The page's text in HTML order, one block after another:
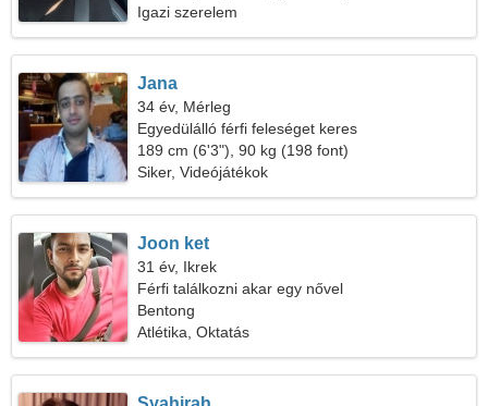
Igazi szerelem
Jana
34 év, Mérleg
Egyedülálló férfi feleséget keres
189 cm (6'3"), 90 kg (198 font)
Siker, Videójátékok
Joon ket
31 év, Ikrek
Férfi találkozni akar egy nővel
Bentong
Atlétika, Oktatás